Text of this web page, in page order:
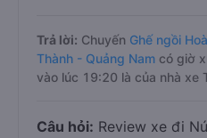
Trả lời: Chuyến Ghế ngồi
Thành - Quảng Nam có giờ
vào lúc 19:20 là của nhà xe
Câu hỏi: Review xe đi